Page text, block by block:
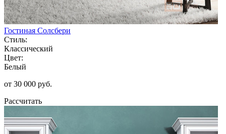
Гостиная Солсбери
Стиль:
Классический
Цвет:
Белый
от 30 000 руб.
Рассчитать